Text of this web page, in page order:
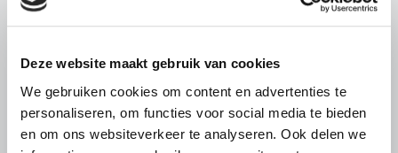
Deze website maakt gebruik van cookies
We gebruiken cookies om content en advertenties te
personaliseren, om functies voor social media te bieden
en om ons websiteverkeer te analyseren. Ook delen we